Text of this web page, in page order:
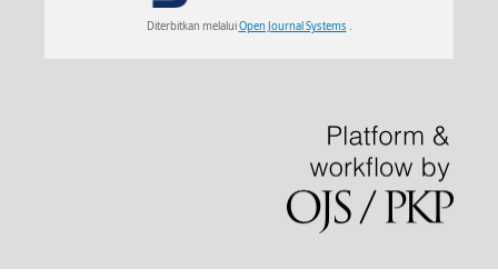
Diterbitkan melaluiOpen Journal Systems